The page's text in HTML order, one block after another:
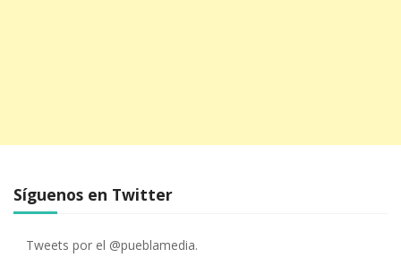
Síguenos en Twitter
Tweets por el @pueblamedia.